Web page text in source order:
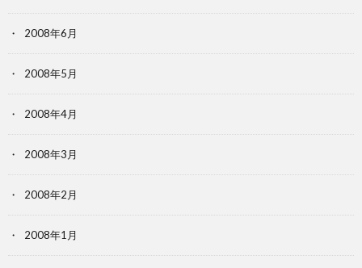
2008年6月
2008年5月
2008年4月
2008年3月
2008年2月
2008年1月